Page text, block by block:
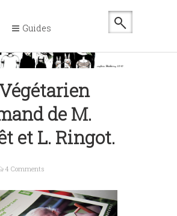
Guides
de M.
et L. Ringot.
4 Comments